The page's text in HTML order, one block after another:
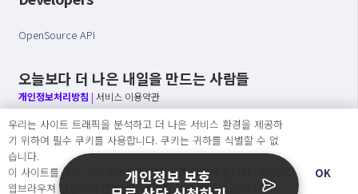
OpenSource API
오늘보다 더 나은 내일을 만드는 사람들
개인정보처리방침 | 서비스 이용약관
○ 개인정보보호 컴플라이언스를 선도하겠습니다.
○ 정보주체의 권리를 보장하겠습니다.
○ 기업의 개인정보보호를 위한 효율적 관리를 보장하겠습니다.
우리는 사이트 트래픽을 분석하고 더 나은 서비스 환경을 제공하
기 위하여 필수 쿠키를 사용합니다. 쿠키는 귀하를 식별할 수 없
습니다.
이 사이트를 계속 사용하면 쿠키 사용에 동의하게 됩니다. 귀하는
웹브라우져 설정에서 언제든지 쿠키를 삭제 할 수있습니다.
OK
개인정보 보호